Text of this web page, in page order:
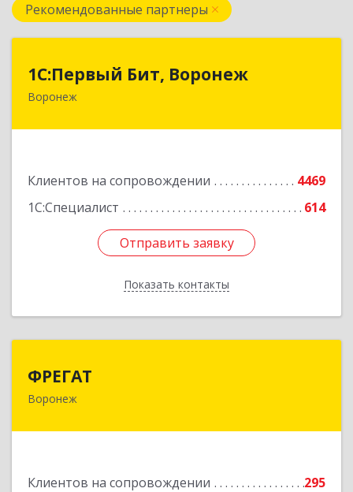
Рекомендованные партнеры
1С:Первый Бит, Воронеж
Воронеж
Клиентов на сопровождении
4469
1С:Специалист
614
Отправить заявку
Показать контакты
1С:Первый Бит, Воронеж
394006, Воронежская обл, Воронеж г, 20-летия
Отправить заявку
Назад
ФРЕГАТ
Воронеж
Клиентов на сопровождении
295